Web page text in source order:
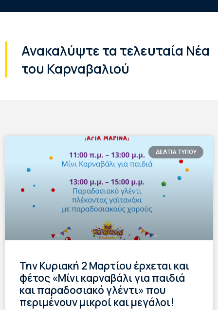
Ανακαλύψτε τα τελευταία Νέα
του Καρναβαλιού
ΔΕΛΤΙΑ ΤΥΠΟΥ
Την Κυριακή 2 Μαρτίου έρχεται και
φέτος «Μίνι καρναβάλι για παιδιά
και παραδοσιακό γλέντι» που
περιμένουν μικροί και μεγάλοι!